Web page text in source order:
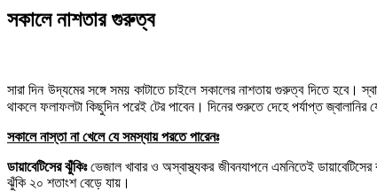
সকালে নাশতার গুরুত্ব
সারা দিন উদ্যমের সঙ্গে সময় কাটাতে চাইলে সকালের নাশতায় গুরুত্ব দিতে হবে।
থাকলে ফলাফলটা কিছুদিন পরেই টের পাবেন। দিনের শুরুতে দেহে পর্যাপ্ত জ্বালানির
সকালে নাস্তা না খেলে যে সমস্যায় পরতে পারেনঃ
ডায়াবেটিসেরঝুঁকিঃভেজাল খাবার ও অস্বাস্থ্যকর জীবনযাপনে এমনিতেই
ঝুঁকি ২০ শতাংশ বেড়ে যায়।